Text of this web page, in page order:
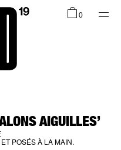
0
AIGUILLES’
POSÉS À LA MAIN.